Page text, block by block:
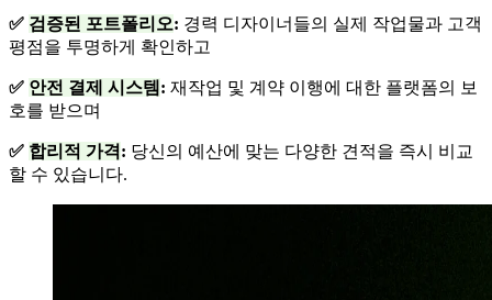
✅ 검증된 포트폴리오: 경력 디자이너들의 실제 작업물과 고객
평점을 투명하게 확인하고
✅ 안전 결제 시스템 : 재작업 및 계약 이행에 대한 플랫폼의 보
호를 받으며
✅ 합리적 가격: 당신의 예산에 맞는 다양한 견적을 즉시 비교
할 수 있습니다.